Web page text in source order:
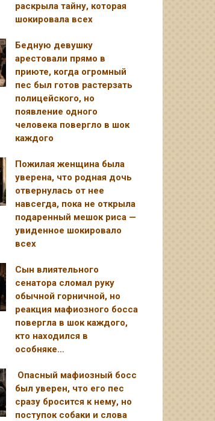
раскрыла тайну, которая
шокировала всех
Бедную девушку
арестовали прямо в
приюте, когда огромный
пес был готов растерзать
полицейского, но
появление одного
человека повергло в шок
каждого
Пожилая женщина была
уверена, что родная дочь
отвернулась от нее
навсегда, пока не открыла
подаренный мешок риса —
увиденное шокировало
всех
Сын влиятельного
сенатора сломал руку
обычной горничной, но
реакция мафиозного босса
повергла в шок каждого,
кто находился в
особняке…
Опасный мафиозный босс
был уверен, что его пес
сразу бросится к нему, но
поступок собаки и слова